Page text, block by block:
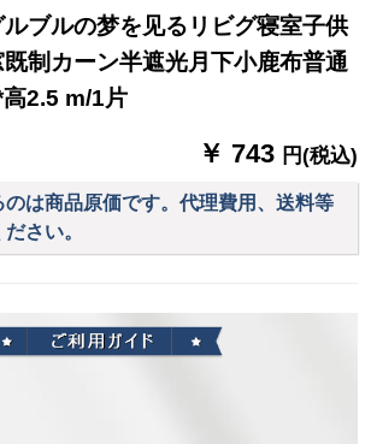
灰布)オーストリア2.6
メトル幅x 2.7メトル
高さ1枚をショートに
します。
ルブルの梦を见るリビグ寝室子供
制カーン半遮光月下小鹿布普通
2.5 m/1片
￥ 743 円(税込)
のは商品原価です。代理費用、送料等
さい。